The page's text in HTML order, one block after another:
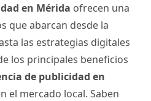
en Mérida ofrecen una
que abarcan desde la
las estrategias digitales
los principales beneficios
de publicidad en
el mercado local. Saben